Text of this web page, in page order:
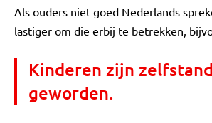
Als ouders niet goed Nederlands
lastiger om die erbij te betrekken,
Kinderen zijn
geworden.